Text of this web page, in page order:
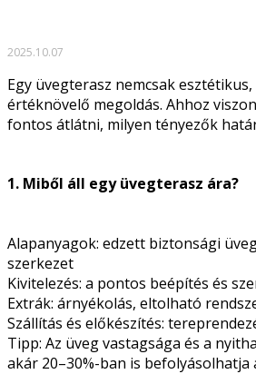
2025.10.07
Egy üvegterasz nemcsak
értéknövelő megoldás. Ahhoz
fontos átlátni, milyen tényezők
1. Miből áll egy üvegterasz ára?
Alapanyagok: edzett biztonsági
szerkezet
Kivitelezés: a pontos beépítés és
Extrák: árnyékolás, eltolható
Szállítás és előkészítés:
Tipp: Az üveg vastagsága és a
akár 20–30%-ban is befolyásolhatja